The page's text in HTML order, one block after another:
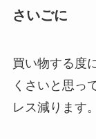
さいごに
買い物する度
くさいと思っ
レス減ります